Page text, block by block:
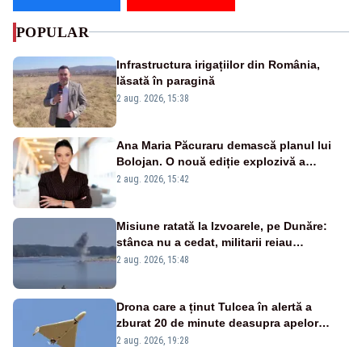
POPULAR
Infrastructura irigațiilor din România,
lăsată în paragină
2 aug. 2026, 15:38
Ana Maria Păcuraru demască planul lui
Bolojan. O nouă ediție explozivă a
emisiunii „Miza Zilei” la Realitatea PLUS
2 aug. 2026, 15:42
Misiune ratată la Izvoarele, pe Dunăre:
stânca nu a cedat, militarii reiau
detonările luni – VIDEO
2 aug. 2026, 15:48
Drona care a ținut Tulcea în alertă a
zburat 20 de minute deasupra apelor
României. Au fost ridicate două F-16
2 aug. 2026, 19:28